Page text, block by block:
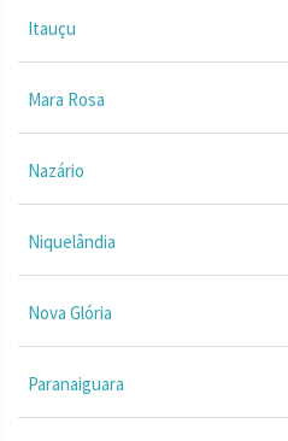
Itauçu
Mara Rosa
Nazário
Niquelândia
Nova Glória
Paranaiguara